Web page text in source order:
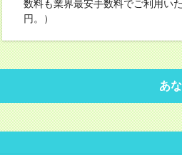
数料も業界最安手数料でご利用い
円。）
あ